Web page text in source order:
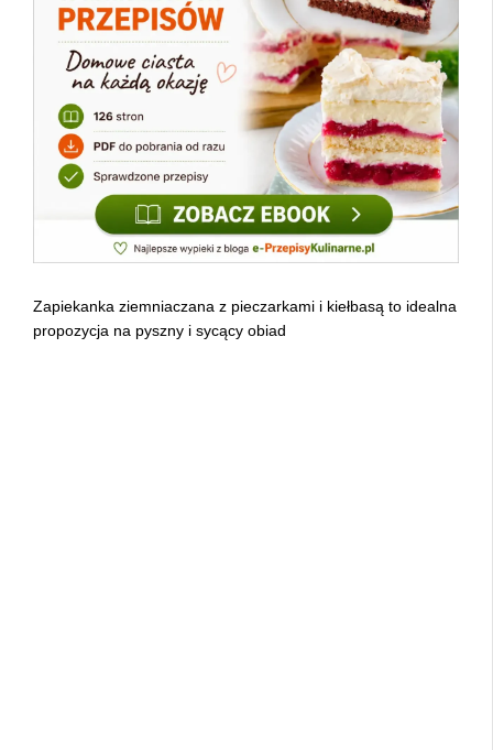
Zapiekanka ziemniaczana z pieczarkami i kiełbasą to idealna
propozycja na pyszny i sycący obiad